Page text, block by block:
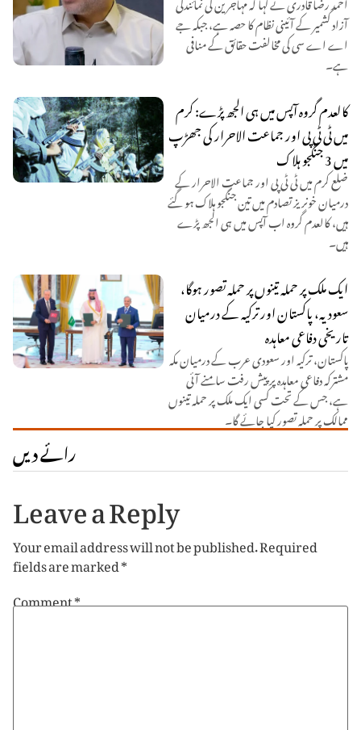
آزاد کشمیر کے آئینی نظام کا حصہ ہے، جبکہ جے
اے اے سی کی مخالفت حقائق کے منافی
ہے۔
کالعدم گروہ آپس میں ہی الجھ پڑے: کرم
میں ٹی ٹی پی اور جماعت الاحرار کی جھڑپ
میں 3 جنگجو ہلاک
ضلع کرم میں ٹی ٹی پی اور جماعت الاحرار کے
درمیان خونریز تصادم میں تین جنگجو ہلاک ہو گئے
ہیں، کالعدم گروہ اب آپس میں ہی الجھ پڑے
ہیں۔
ایک ملک پر حملہ تینوں پر حملہ تصور ہوگا،
سعودیہ، پاکستان اور ترکیہ کے درمیان
تاریخی دفاعی معاہدہ
پاکستان، ترکیہ اور سعودی عرب کے درمیان مکہ
مشترکہ دفاعی معاہدہ پر پیش رفت سامنے آئی
ہے، جس کے تحت کسی ایک ملک پر حملہ تینوں
ممالک پر حملہ تصور کیا جائے گا۔
رائے دیں
Leave a Reply
Your email address will not be published.Required
fields are marked*
Comment*